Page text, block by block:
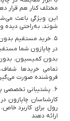
مختلف کنار هم قرار
این ویژگی باعث
شوند، به‌راحتی دیده
۵. خرید مستقیم بدون واسطه و هزینه اضافی
در چاپازون شما
بدون کمیسیون،
تمامی خریدها
فروشنده صورت
۶. پشتیبانی تخصصی پیش از خرید
کارشناسان چاپازون
رول برای کاربرد
ارائه دهند